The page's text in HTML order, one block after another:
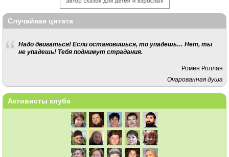
Случайная цитата
Надо двигаться! Если остановишься, то упадешь… Нет, ты
не упадешь! Тебя поднимут страдания.
Ромен Роллан
Очарованная душа
Активисты клуба